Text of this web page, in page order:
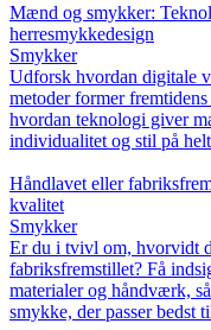
Mænd og smykker:
herresmykkedesign
Smykker
Udforsk hvordan digitale
metoder former
hvordan teknologi giver
individualitet og stil på
Håndlavet eller
kvalitet
Smykker
Er du i tvivl om, hvorvidt
fabriksfremstillet? Få
materialer og håndværk,
smykke, der passer bedst